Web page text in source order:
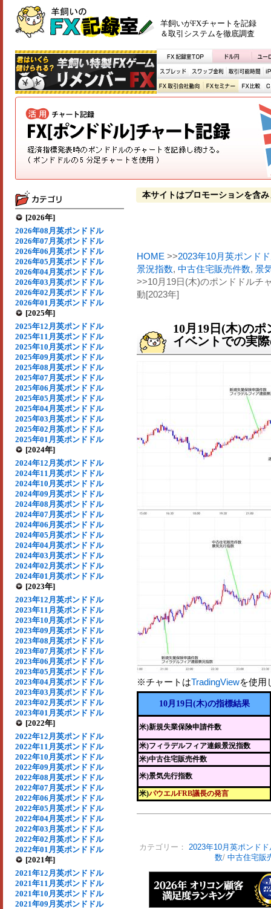
羊飼いがFXチャートを記録
＆取引システムを徹底調査
[2026年]
2026年08月英ポンドドル
2026年07月英ポンドドル
2026年06月英ポンドドル
2026年05月英ポンドドル
2026年04月英ポンドドル
2026年03月英ポンドドル
2026年02月英ポンドドル
2026年01月英ポンドドル
[2025年]
2025年12月英ポンドドル
2025年11月英ポンドドル
2025年10月英ポンドドル
2025年09月英ポンドドル
2025年08月英ポンドドル
2025年07月英ポンドドル
2025年06月英ポンドドル
2025年05月英ポンドドル
2025年04月英ポンドドル
2025年03月英ポンドドル
2025年02月英ポンドドル
2025年01月英ポンドドル
[2024年]
2024年12月英ポンドドル
2024年11月英ポンドドル
2024年10月英ポンドドル
2024年09月英ポンドドル
2024年08月英ポンドドル
2024年07月英ポンドドル
2024年06月英ポンドドル
2024年05月英ポンドドル
2024年04月英ポンドドル
2024年03月英ポンドドル
2024年02月英ポンドドル
2024年01月英ポンドドル
[2023年]
2023年12月英ポンドドル
2023年11月英ポンドドル
2023年10月英ポンドドル
2023年09月英ポンドドル
2023年08月英ポンドドル
2023年07月英ポンドドル
2023年06月英ポンドドル
2023年05月英ポンドドル
2023年04月英ポンドドル
2023年03月英ポンドドル
2023年02月英ポンドドル
2023年01月英ポンドドル
[2022年]
2022年12月英ポンドドル
2022年11月英ポンドドル
2022年10月英ポンドドル
2022年09月英ポンドドル
2022年08月英ポンドドル
2022年07月英ポンドドル
2022年06月英ポンドドル
2022年05月英ポンドドル
2022年04月英ポンドドル
2022年03月英ポンドドル
2022年02月英ポンドドル
2022年01月英ポンドドル
[2021年]
2021年12月英ポンドドル
2021年11月英ポンドドル
2021年10月英ポンドドル
2021年09月英ポンドドル
本サイトはプロモーションを含み
HOME >>2023年10月英ポンド
景況指数, 中古住宅販売件数, 景
>>10月19日(木)のポンドドルチ
動[2023年]
10月19日(木)の
イベントでの実
※チャートはTradingViewを使用
10月19日(木)の指標結果
米)新規失業保険申請件数
米)フィラデルフィア連銀景況指数
米)中古住宅販売件数
米)景気先行指数
米)パウエルFRB議長の発言
カテゴリー： 2023年10月英ポンドド
数/ 中古住宅販